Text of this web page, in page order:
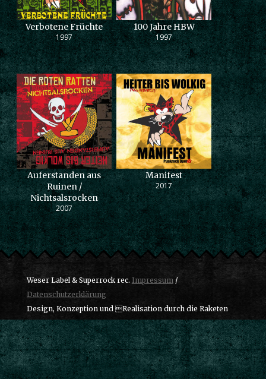
Verbotene Früchte
1997
100 Jahre HBW
1997
Auferstanden aus
Ruinen /
Nichtsalsrocken
2007
Manifest
2017
Weser Label & Superrock rec. Impressum/
Datenschutzerklärung
Design, Konzeption und Realisation durch die Raketen